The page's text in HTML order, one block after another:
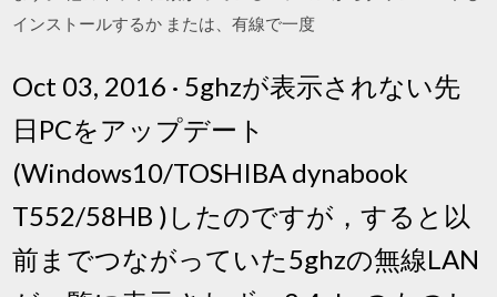
インストールするか または、有線で一度
Oct 03, 2016 · 5ghzが表示されない先
日PCをアップデート
(Windows10/TOSHIBA dynabook
T552/58HB )したのですが，すると以
前までつながっていた5ghzの無線LAN